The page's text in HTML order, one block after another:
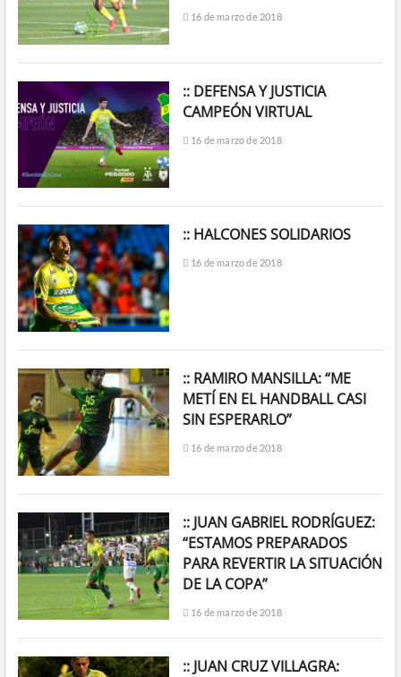
16 de marzo de 2018
:: DEFENSA Y JUSTICIA
CAMPEÓN VIRTUAL
16 de marzo de 2018
:: HALCONES SOLIDARIOS
16 de marzo de 2018
:: RAMIRO MANSILLA: “ME
METÍ EN EL HANDBALL CASI
SIN ESPERARLO”
16 de marzo de 2018
:: JUAN GABRIEL RODRÍGUEZ:
“ESTAMOS PREPARADOS
PARA REVERTIR LA SITUACIÓN
DE LA COPA”
16 de marzo de 2018
:: JUAN CRUZ VILLAGRA: